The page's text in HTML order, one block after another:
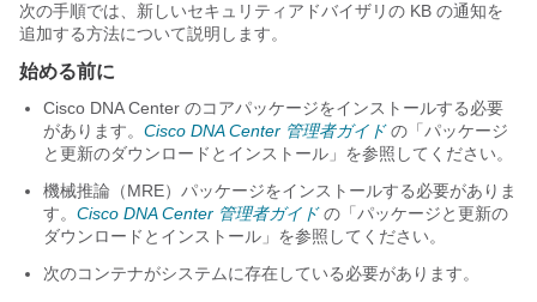
次の手順では、新しいセキュリティアドバイザリの KB の通知を
追加する方法について説明します。
始める前に
Cisco DNA Center のコアパッケージをインストールする必要
があります。 Cisco DNA Center 管理者ガイドの「パッケージ
と更新のダウンロードとインストール」を参照してください。
機械推論（MRE）パッケージをインストールする必要がありま
す。 Cisco DNA Center 管理者ガイドの「パッケージと更新の
ダウンロードとインストール」を参照してください。
次のコンテナがシステムに存在している必要があります。